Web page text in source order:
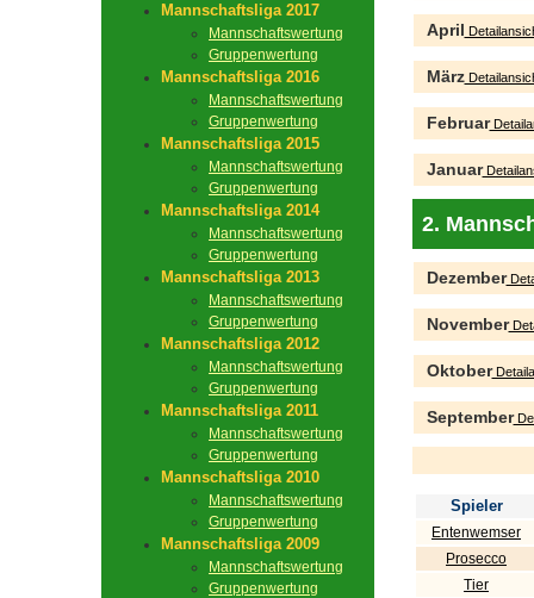
Mannschaftsliga 2017
Mannschaftswertung
Gruppenwertung
Mannschaftsliga 2016
Mannschaftswertung
Gruppenwertung
Mannschaftsliga 2015
Mannschaftswertung
Gruppenwertung
Mannschaftsliga 2014
Mannschaftswertung
Gruppenwertung
Mannschaftsliga 2013
Mannschaftswertung
Gruppenwertung
Mannschaftsliga 2012
Mannschaftswertung
Gruppenwertung
Mannschaftsliga 2011
Mannschaftswertung
Gruppenwertung
Mannschaftsliga 2010
Mannschaftswertung
Gruppenwertung
Mannschaftsliga 2009
Mannschaftswertung
Gruppenwertung
April
März
Februar
Januar
2.
Dezember
November
Oktober
September
Spieler
Entenwemser
Prosecco
Tier